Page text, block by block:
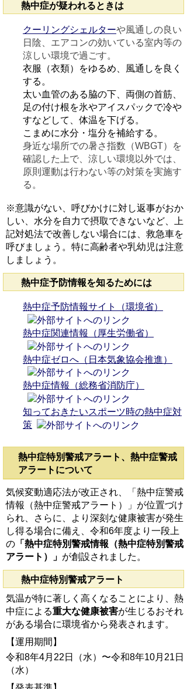
熱中症が疑われるときは
クーリングシェルターや風通しの良い
日陰、エアコンの効いている室内等の
涼しい環境で過ごす。
衣服（衣類）をゆるめ、風通しを良く
する。
太い血管のある脇の下、両側の首筋、
足の付け根を氷やアイスパックで冷や
すなどして、体温を下げる。
こまめに水分・塩分を補給する。
身近な場所での暑さ指数（WBGT）を
確認した上で、涼しい環境以外では、
原則運動は行わない等の対策を実施す
る。
※意識がない、呼びかけに対し返事がおか
しい、水分を自力で摂取できないなど、上
記対処法で改善しない場合には、救急車を
呼びましょう。特に高齢者や乳幼児は注意
しましょう。
熱中症予防情報を知るためには
熱中症予防情報サイト（環境省）
熱中症関連情報（厚生労働省）
熱中症ゼロへ（日本気象協会推進）
熱中症情報（総務省消防庁）
知っておきたいスポーツ時の熱中症対
策
熱中症特別警戒アラート 、熱中症警戒
アラートについて
気候変動適応法が改正され、「熱中症警戒
情報（熱中症警戒アラート）」が位置づけ
られ、さらに、より深刻な健康被害が発生
し得る場合に備え、令和6年度より一段上
の 「熱中症特別警戒情報（熱中症特別警戒
アラート）」 が創設されました。
熱中症特別警戒アラート
気温が特に著しく高くなることにより、熱
中症による重大な健康被害が生じるおそれ
がある場合に環境省から発表されます。
【運用期間】
令和8年4月22日（水）〜令和8年10月21日
（水）